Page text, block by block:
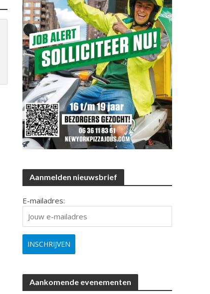
Aanmelden nieuwsbrief
E-mailadres:
Aankomende evenementen